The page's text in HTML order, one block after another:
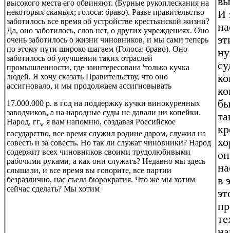
высокого места его обвиняют. (Бурные рукоплескания на
некоторых скамьях; голоса: браво). Разве правительство
заботилось все время об устройстве крестьянской жизни?
Да, оно заботилось, слов нет, о других учреждениях. Оно
очень заботилось о жизни чиновников, и мы сами теперь
по этому пути широко шагаем (Голоса: браво). Оно
заботилось об улучшении таких отраслей
промышленности, где заинтересована 'только кучка
людей. Я хочу сказать Правительству, что оно
ассигновало, и мы продолжаем ассигновывать
17.000.000 р. в год на поддержку кучки винокуренных
заводчиков, а на народные суды не давали ни копейки.
Народ, ггѵ я вам напомню, создавая Российское
государство, все время служил родине даром, служил на
совесть и за совесть. Но так ли служат чиновники? Народ
содержит всех чиновников своими трудолюбивыми
рабочими руками, а как они служатъ? Недавно мы здесь
слышали, и все время вы говорите, все партии
безразлично, нас съела бюрократия. Что же мы хотим
сейчас сделать? Мы хотим
И
в